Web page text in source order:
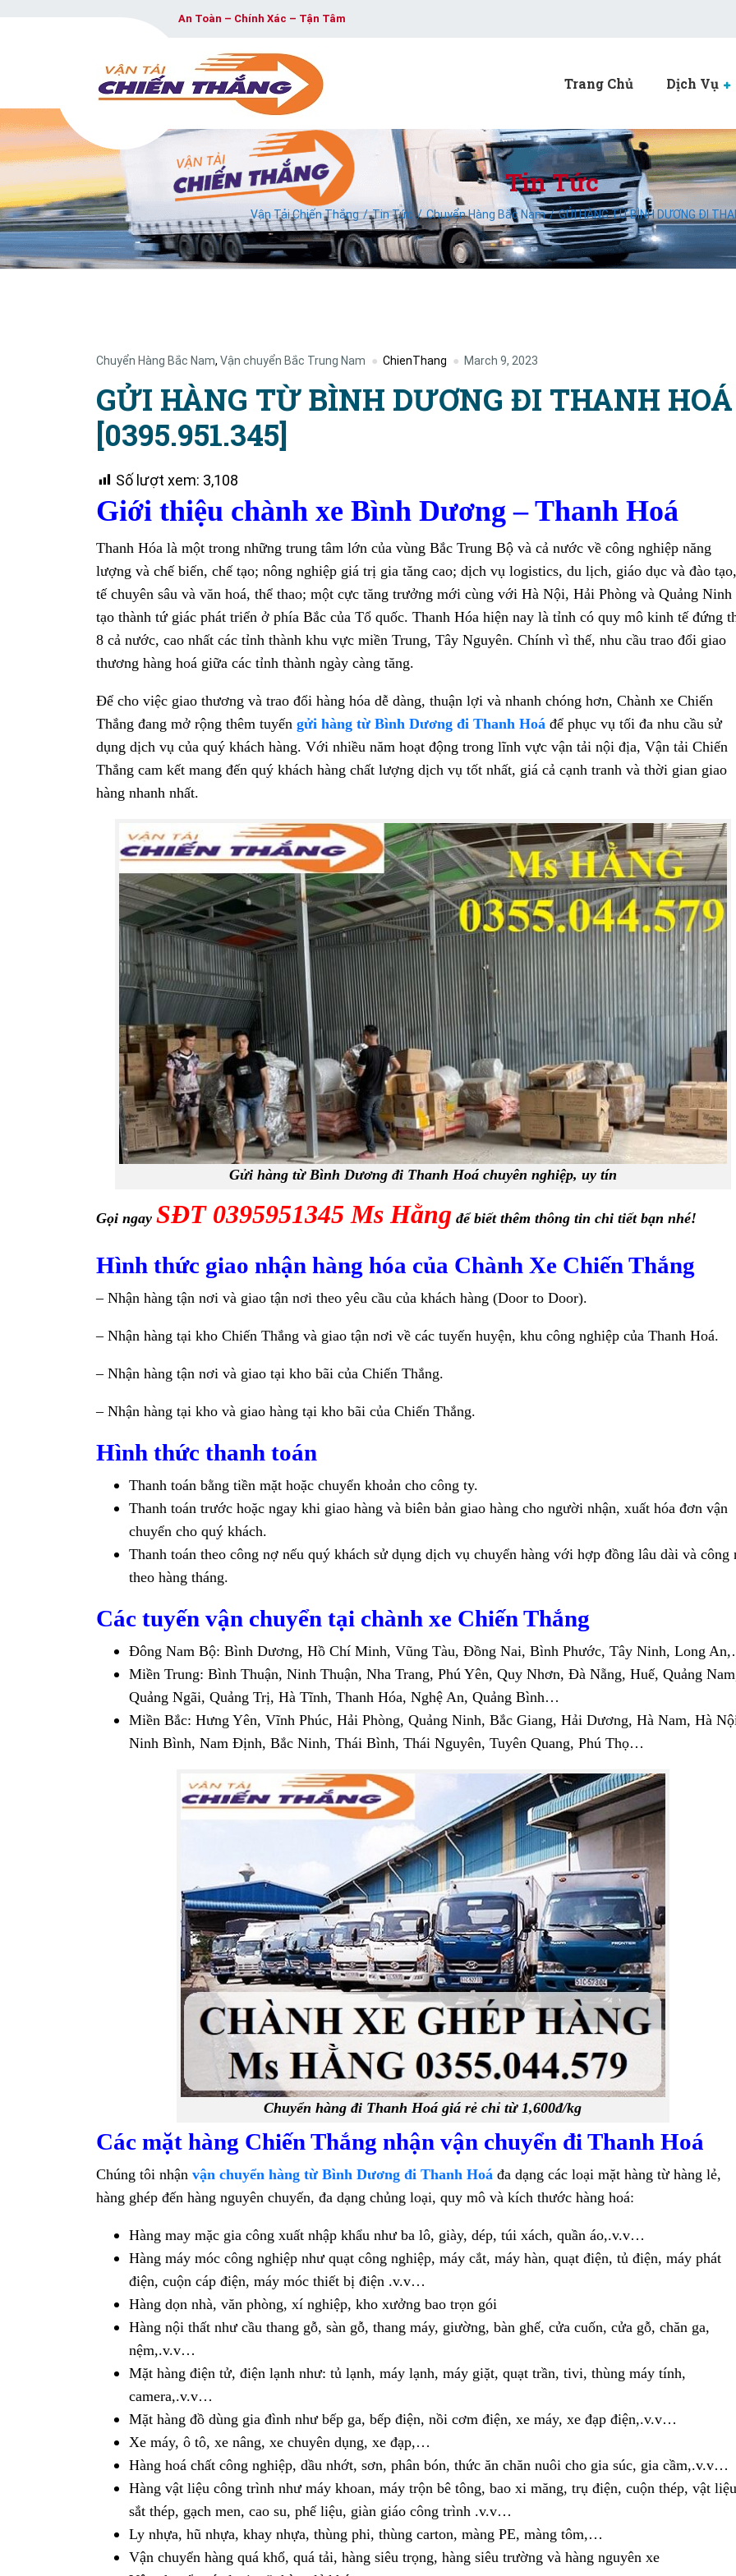
An Toàn – Chính Xác – Tận Tâm
Trang Chủ Dịch Vụ
Tin Tức
Vận Tải Chiến Thắng Tin Tức Chuyển Hàng Bắc Nam GỬI HÀNG TỪ BÌNH DƯƠNG ĐI
Chuyển Hàng Bắc Nam, Vận chuyển Bắc Trung Nam ChienThang March 9, 2023
GỬI HÀNG TỪ BÌNH DƯƠNG ĐI THANH HOÁ
[0395.951.345]
Số lượt xem: 3,108
Giới thiệu chành xe Bình Dương – Thanh Hoá
Thanh Hóa là một trong những trung tâm lớn của vùng Bắc Trung Bộ và cả nước về công nghiệp năng
lượng và chế biến, chế tạo; nông nghiệp giá trị gia tăng cao; dịch vụ logistics, du lịch, giáo dục và đào
tế chuyên sâu và văn hoá, thể thao; một cực tăng trưởng mới cùng với Hà Nội, Hải Phòng và Quảng Ninh
tạo thành tứ giác phát triển ở phía Bắc của Tổ quốc. Thanh Hóa hiện nay là tỉnh có quy mô kinh tế đứng
8 cả nước, cao nhất các tỉnh thành khu vực miền Trung, Tây Nguyên. Chính vì thế, nhu cầu trao đổi giao
thương hàng hoá giữa các tỉnh thành ngày càng tăng.
Để cho việc giao thương và trao đổi hàng hóa dễ dàng, thuận lợi và nhanh chóng hơn, Chành xe Chiến
Thắng đang mở rộng thêm tuyến gửi hàng từ Bình Dương đi Thanh Hoá để phục vụ tối đa nhu cầu sử
dụng dịch vụ của quý khách hàng. Với nhiều năm hoạt động trong lĩnh vực vận tải nội địa, Vận tải Chiến
Thắng cam kết mang đến quý khách hàng chất lượng dịch vụ tốt nhất, giá cả cạnh tranh và thời gian giao
hàng nhanh nhất.
Gửi hàng từ Bình Dương đi Thanh Hoá chuyên nghiệp, uy tín
Gọi ngay SĐT 0395951345 Ms Hằng để biết thêm thông tin chi tiết bạn nhé!
Hình thức giao nhận hàng hóa của Chành Xe Chiến Thắng
– Nhận hàng tận nơi và giao tận nơi theo yêu cầu của khách hàng (Door to Door).
– Nhận hàng tại kho Chiến Thắng và giao tận nơi về các tuyến huyện, khu công nghiệp của Thanh Hoá.
– Nhận hàng tận nơi và giao tại kho bãi của Chiến Thắng.
– Nhận hàng tại kho và giao hàng tại kho bãi của Chiến Thắng.
Hình thức thanh toán
Thanh toán bằng tiền mặt hoặc chuyển khoản cho công ty.
Thanh toán trước hoặc ngay khi giao hàng và biên bản giao hàng cho người nhận, xuất hóa đơn vận
chuyển cho quý khách.
Thanh toán theo công nợ nếu quý khách sử dụng dịch vụ chuyển hàng với hợp đồng lâu dài và công
theo hàng tháng.
Các tuyến vận chuyển tại chành xe Chiến Thắng
Đông Nam Bộ: Bình Dương, Hồ Chí Minh, Vũng Tàu, Đồng Nai, Bình Phước, Tây Ninh, Long
Miền Trung: Bình Thuận, Ninh Thuận, Nha Trang, Phú Yên, Quy Nhơn, Đà Nẵng, Huế, Quảng
Quảng Ngãi, Quảng Trị, Hà Tĩnh, Thanh Hóa, Nghệ An, Quảng Bình…
Miền Bắc: Hưng Yên, Vĩnh Phúc, Hải Phòng, Quảng Ninh, Bắc Giang, Hải Dương, Hà Nam, Hà
Ninh Bình, Nam Định, Bắc Ninh, Thái Bình, Thái Nguyên, Tuyên Quang, Phú Thọ…
Chuyển hàng đi Thanh Hoá giá rẻ chỉ từ 1,600đ/kg
Các mặt hàng Chiến Thắng nhận vận chuyển đi Thanh Hoá
Chúng tôi nhận vận chuyển hàng từ Bình Dương đi Thanh Hoá đa dạng các loại mặt hàng từ hàng lẻ,
hàng ghép đến hàng nguyên chuyến, đa dạng chủng loại, quy mô và kích thước hàng hoá:
Hàng may mặc gia công xuất nhập khẩu như ba lô, giày, dép, túi xách, quần áo,.v.v…
Hàng máy móc công nghiệp như quạt công nghiệp, máy cắt, máy hàn, quạt điện, tủ điện, máy phát
điện, cuộn cáp điện, máy móc thiết bị điện .v.v…
Hàng dọn nhà, văn phòng, xí nghiệp, kho xưởng bao trọn gói
Hàng nội thất như cầu thang gỗ, sàn gỗ, thang máy, giường, bàn ghế, cửa cuốn, cửa gỗ, chăn ga,
nệm,.v.v…
Mặt hàng điện tử, điện lạnh như: tủ lạnh, máy lạnh, máy giặt, quạt trần, tivi, thùng máy tính,
camera,.v.v…
Mặt hàng đồ dùng gia đình như bếp ga, bếp điện, nồi cơm điện, xe máy, xe đạp điện,.v.v…
Xe máy, ô tô, xe nâng, xe chuyên dụng, xe đạp,…
Hàng hoá chất công nghiệp, dầu nhớt, sơn, phân bón, thức ăn chăn nuôi cho gia súc, gia cầm,.v.v…
Hàng vật liệu công trình như máy khoan, máy trộn bê tông, bao xi măng, trụ điện, cuộn thép, vật liệu
sắt thép, gạch men, cao su, phế liệu, giàn giáo công trình .v.v…
Ly nhựa, hũ nhựa, khay nhựa, thùng phi, thùng carton, màng PE, màng tôm,…
Vận chuyển hàng quá khổ, quá tải, hàng siêu trọng, hàng siêu trường và hàng nguyên xe